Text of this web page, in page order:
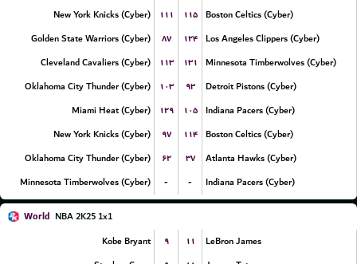
New York Knicks (Cyber)
۱۱۱ ۱۱۵
Boston Celtics (Cyber)
Golden State Warriors (Cyber)
۸۷ ۱۲۴
Los Angeles Clippers (Cyber)
Cleveland Cavaliers (Cyber)
۱۱۳ ۱۳۱
Minnesota Timberwolves (Cyber)
Oklahoma City Thunder (Cyber)
۱۰۳ ۹۳
Detroit Pistons (Cyber)
Miami Heat (Cyber)
۱۲۹ ۱۰۵
Indiana Pacers (Cyber)
New York Knicks (Cyber)
۹۷ ۱۱۴
Boston Celtics (Cyber)
Oklahoma City Thunder (Cyber)
۶۲ ۳۷
Atlanta Hawks (Cyber)
Minnesota Timberwolves (Cyber)
- - Indiana Pacers (Cyber)
World NBA 2K25 1x1
Kobe Bryant
۹ ۱۱
LeBron James